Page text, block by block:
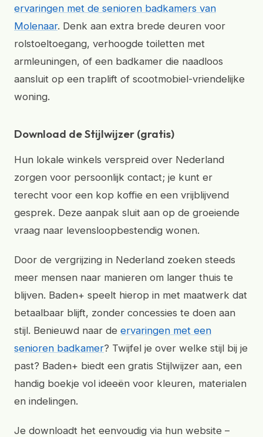
ervaringen met de senioren badkamers van
Molenaar. Denk aan extra brede deuren voor
rolstoeltoegang, verhoogde toiletten met
armleuningen, of een badkamer die naadloos
aansluit op een traplift of scootmobiel-vriendelijke
woning.
Download de Stijlwijzer (gratis)
Hun lokale winkels verspreid over Nederland
zorgen voor persoonlijk contact; je kunt er
terecht voor een kop koffie en een vrijblijvend
gesprek. Deze aanpak sluit aan op de groeiende
vraag naar levensloopbestendig wonen.
Door de vergrijzing in Nederland zoeken steeds
meer mensen naar manieren om langer thuis te
blijven. Baden+ speelt hierop in met maatwerk dat
betaalbaar blijft, zonder concessies te doen aan
stijl. Benieuwd naar de ervaringen met een
senioren badkamer? Twijfel je over welke stijl bij je
past? Baden+ biedt een gratis Stijlwijzer aan, een
handig boekje vol ideeën voor kleuren, materialen
en indelingen.
Je downloadt het eenvoudig via hun website –